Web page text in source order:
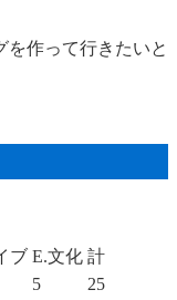
を作って行きたいと
ブ E.文化 計
5
25